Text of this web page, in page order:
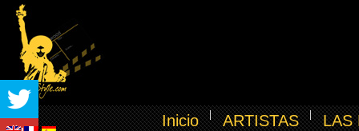
Inicio ARTISTAS LAS